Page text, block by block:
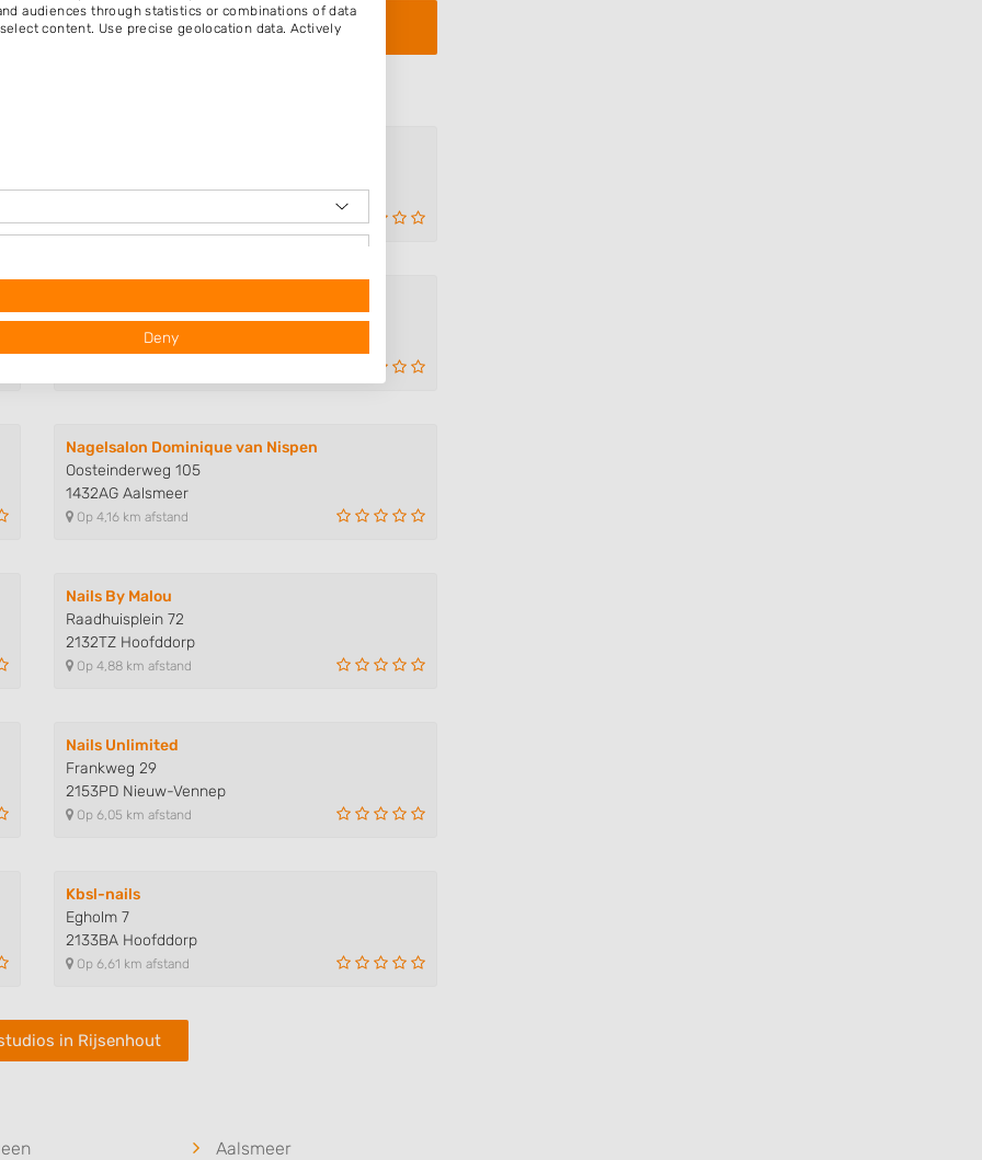
1431SK Aalsmeer
Op 2,68 km afstand
Stommeerkade 75
1431EL Aalsmeer
Nagelsalon Dominique van Nispen
Oosteinderweg 105
1432AG Aalsmeer
Op 4,16 km afstand
Nails By Malou
Raadhuisplein 72
2132TZ Hoofddorp
Op 4,88 km afstand
Nails Unlimited
Frankweg 29
2153PD Nieuw-Vennep
Op 6,05 km afstand
Kbsl-nails
Egholm 7
2133BA Hoofddorp
Op 6,61 km afstand
in Rijsenhout
Aalsmeer
audiences through statistics or combinations of data
content. Use precise geolocation data. Actively
Deny